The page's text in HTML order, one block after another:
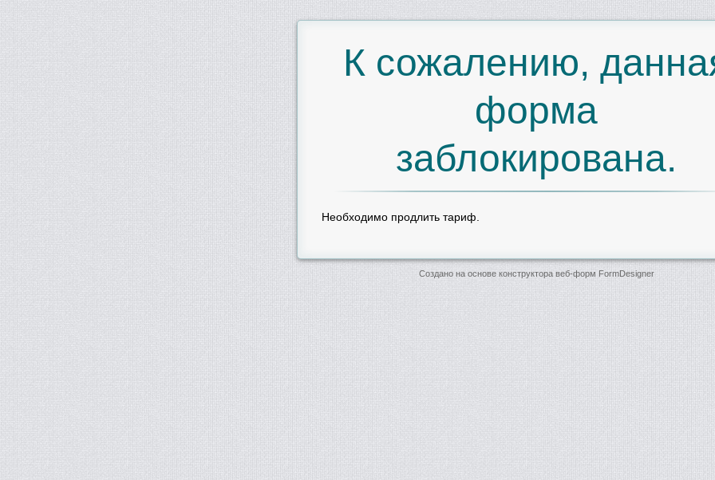
К сожалению,
форма
заблокирована.
Необходимо продлить тариф.
Создано на основе конструктора веб-форм FormDesigner